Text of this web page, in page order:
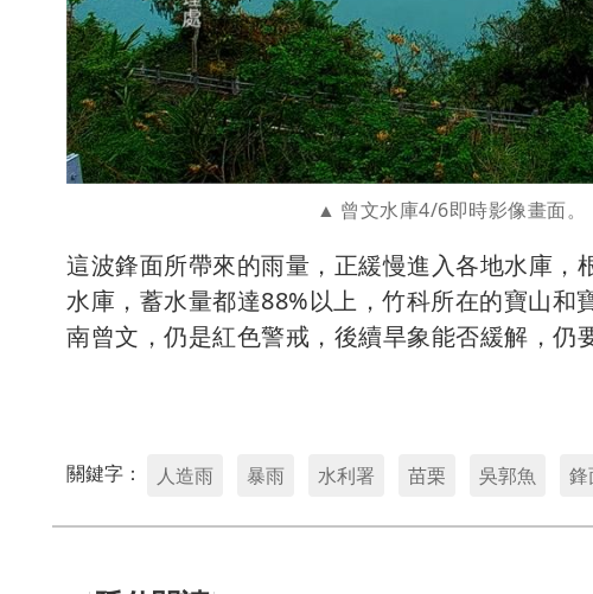
曾文水庫4/6即時影像畫面。
這波鋒面所帶來的雨量，正緩慢進入各地水庫
水庫，蓄水量都達88%以上，竹科所在的寶山
南曾文，仍是紅色警戒，後續旱象能否緩解，仍
關鍵字： 人造雨 暴雨 水利署 苗栗 吳郭魚 鋒